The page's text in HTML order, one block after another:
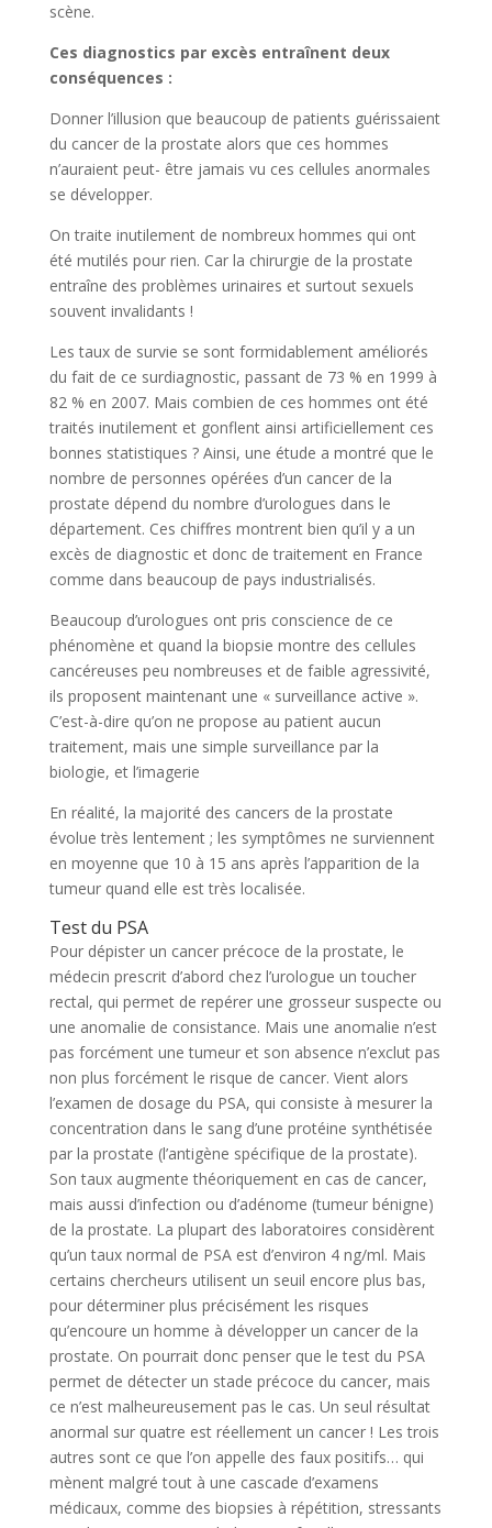
scène.
Ces diagnostics par excès entraînent deux
conséquences :
Donner l’illusion que beaucoup de patients guérissaient
du cancer de la prostate alors que ces hommes
n’auraient peut- être jamais vu ces cellules anormales
se développer.
On traite inutilement de nombreux hommes qui ont
été mutilés pour rien. Car la chirurgie de la prostate
entraîne des problèmes urinaires et surtout sexuels
souvent invalidants !
Les taux de survie se sont formidablement améliorés
du fait de ce surdiagnostic, passant de 73 % en 1999 à
82 % en 2007. Mais combien de ces hommes ont été
traités inutilement et gonflent ainsi artificiellement ces
bonnes statistiques ? Ainsi, une étude a montré que le
nombre de personnes opérées d’un cancer de la
prostate dépend du nombre d’urologues dans le
département. Ces chiffres montrent bien qu’il y a un
excès de diagnostic et donc de traitement en France
comme dans beaucoup de pays industrialisés.
Beaucoup d’urologues ont pris conscience de ce
phénomène et quand la biopsie montre des cellules
cancéreuses peu nombreuses et de faible agressivité,
ils proposent maintenant une « surveillance active ».
C’est-à-dire qu’on ne propose au patient aucun
traitement, mais une simple surveillance par la
biologie, et l’imagerie
En réalité, la majorité des cancers de la prostate
évolue très lentement ; les symptômes ne surviennent
en moyenne que 10 à 15 ans après l’apparition de la
tumeur quand elle est très localisée.
Test du PSA
Pour dépister un cancer précoce de la prostate, le
médecin prescrit d’abord chez l’urologue un toucher
rectal, qui permet de repérer une grosseur suspecte ou
une anomalie de consistance. Mais une anomalie n’est
pas forcément une tumeur et son absence n’exclut pas
non plus forcément le risque de cancer. Vient alors
l’examen de dosage du PSA, qui consiste à mesurer la
concentration dans le sang d’une protéine synthétisée
par la prostate (l’antigène spécifique de la prostate).
Son taux augmente théoriquement en cas de cancer,
mais aussi d’infection ou d’adénome (tumeur bénigne)
de la prostate. La plupart des laboratoires considèrent
qu’un taux normal de PSA est d’environ 4 ng/ml. Mais
certains chercheurs utilisent un seuil encore plus bas,
pour déterminer plus précisément les risques
qu’encoure un homme à développer un cancer de la
prostate. On pourrait donc penser que le test du PSA
permet de détecter un stade précoce du cancer, mais
ce n’est malheureusement pas le cas. Un seul résultat
anormal sur quatre est réellement un cancer ! Les trois
autres sont ce que l’on appelle des faux positifs… qui
mènent malgré tout à une cascade d’examens
médicaux, comme des biopsies à répétition, stressants